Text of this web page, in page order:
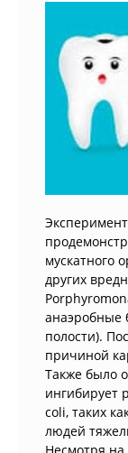
мускатного
других
анаэробные
полости).
причиной
Также было
ингибирует
coli, таких
людей